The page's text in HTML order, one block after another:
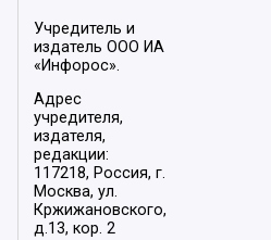
Учредитель и
издатель ООО ИА
«Инфорос».
Адрес
учредителя,
издателя,
редакции:
117218, Россия, г.
Москва, ул.
Кржижановского,
д.13, кор. 2